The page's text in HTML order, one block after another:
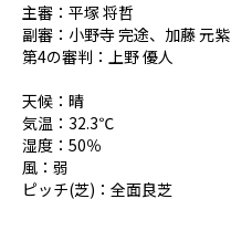
主審：平塚 将哲
副審：小野寺 完途、加藤 元紫
第4の審判：上野 優人
天候：晴
気温：32.3℃
湿度：50％
風：弱
ピッチ(芝)：全面良芝